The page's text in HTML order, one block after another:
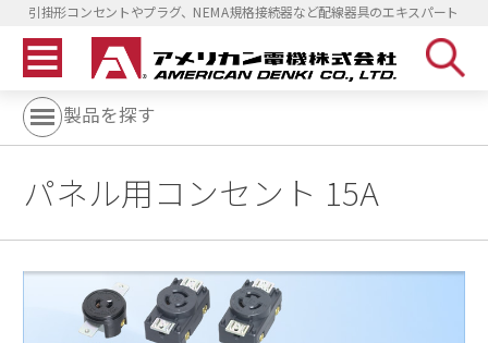
引掛形コンセントやプラグ、NEMA規格接続器など配線器具のエキスパート
製品を探す
パネル用コンセント 15A